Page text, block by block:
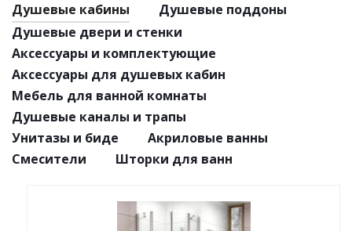
Душевые кабины
Душевые поддоны
Душевые двери и стенки
Аксессуары и комплектующие
Аксессуары для душевых кабин
Мебель для ванной комнаты
Душевые каналы и трапы
Унитазы и биде
Акриловые ванны
Смесители
Шторки для ванн